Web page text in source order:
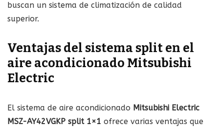
buscan un sistema de climatización de calidad
superior.
Ventajas del sistema split en el
aire acondicionado Mitsubishi
Electric
El sistema de aire acondicionado Mitsubishi Electric
MSZ-AY42VGKP split 1×1 ofrece varias ventajas que